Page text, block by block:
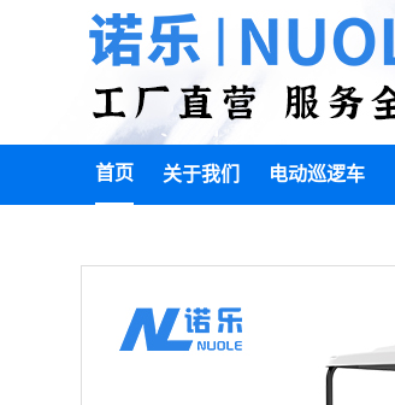
首页 关于我们 电动巡逻车